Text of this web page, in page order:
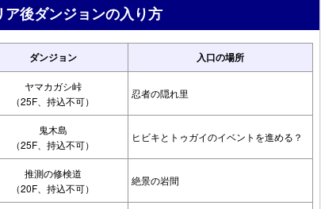
ア後ダンジョンの入り方
ダンジョン 入口の場所
ヤマカガシ峠
（25F、持込不可）
忍者の隠れ里
鬼木島
（25F、持込不可）
ヒビキとトゥガイのイベントを進める？
推測の修検道
（20F、持込不可）
絶景の岩間